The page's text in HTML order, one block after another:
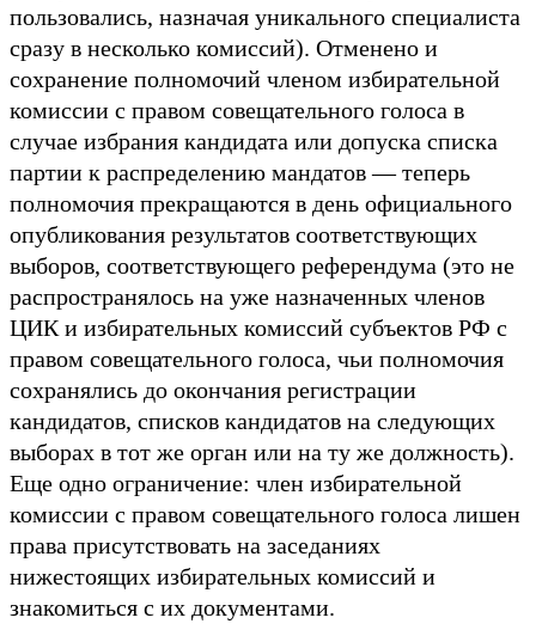
пользовались, назначая уникального специалиста
сразу в несколько комиссий). Отменено и
сохранение полномочий членом избирательной
комиссии с правом совещательного голоса в
случае избрания кандидата или допуска списка
партии к распределению мандатов — теперь
полномочия прекращаются в день официального
опубликования результатов соответствующих
выборов, соответствующего референдума (это не
распространялось на уже назначенных членов
ЦИК и избирательных комиссий субъектов РФ с
правом совещательного голоса, чьи полномочия
сохранялись до окончания регистрации
кандидатов, списков кандидатов на следующих
выборах в тот же орган или на ту же должность).
Еще одно ограничение: член избирательной
комиссии с правом совещательного голоса лишен
права присутствовать на заседаниях
нижестоящих избирательных комиссий и
знакомиться с их документами.